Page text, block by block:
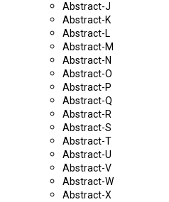
Abstract-J
Abstract-K
Abstract-L
Abstract-M
Abstract-N
Abstract-O
Abstract-P
Abstract-Q
Abstract-R
Abstract-S
Abstract-T
Abstract-U
Abstract-V
Abstract-W
Abstract-X